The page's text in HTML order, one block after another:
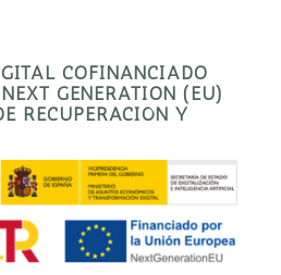
COFINANCIADO
GENERATION (EU)
RECUPERACIÓN Y